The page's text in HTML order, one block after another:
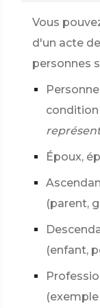
Vous
d'un acte
personnes
Époux,
(parent,
(enfant,